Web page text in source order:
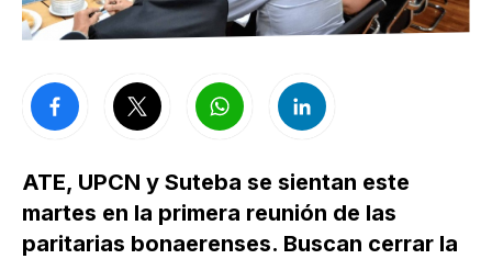
ATE, UPCN y Suteba se sientan este
martes en la primera reunión de las
paritarias bonaerenses. Buscan cerrar la